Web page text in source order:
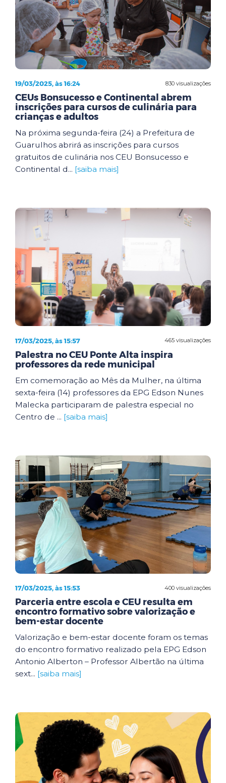
830 visualizações
19/03/2025, às 16:24
CEUs Bonsucesso e Continental abrem
inscrições para cursos de culinária para
crianças e adultos
Na próxima segunda-feira (24) a Prefeitura de
Guarulhos abrirá as inscrições para cursos
gratuitos de culinária nos CEU Bonsucesso e
Continental d... [saiba mais]
465 visualizações
17/03/2025, às 15:57
Palestra no CEU Ponte Alta inspira
professores da rede municipal
Em comemoração ao Mês da Mulher, na última
sexta-feira (14) professores da EPG Edson Nunes
Malecka participaram de palestra especial no
Centro de ... [saiba mais]
400 visualizações
17/03/2025, às 15:53
Parceria entre escola e CEU resulta em
encontro formativo sobre valorização e
bem-estar docente
Valorização e bem-estar docente foram os temas
do encontro formativo realizado pela EPG Edson
Antonio Alberton – Professor Albertão na última
sext... [saiba mais]